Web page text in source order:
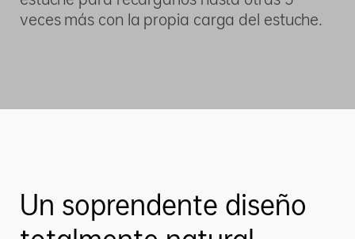
veces más con la propia carga del estuche.
Un soprendente diseño